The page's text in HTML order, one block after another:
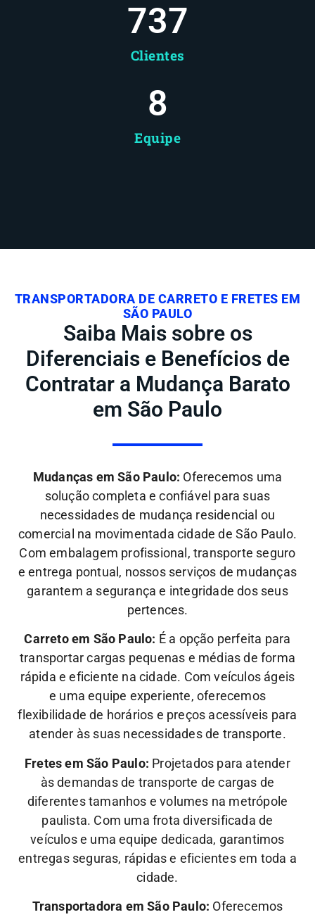
Clientes
737
Equipe
8
TRANSPORTADORA DE CARRETO E FRETES EM
SÃO PAULO
Saiba Mais sobre os
Diferenciais e Benefícios de
Contratar a Mudança Barato
em São Paulo
Mudanças em São Paulo: Oferecemos uma
solução completa e confiável para suas
necessidades de mudança residencial ou
comercial na movimentada cidade de São Paulo.
Com embalagem profissional, transporte seguro
e entrega pontual, nossos serviços de mudanças
garantem a segurança e integridade dos seus
pertences.
Carreto em São Paulo: É a opção perfeita para
transportar cargas pequenas e médias de forma
rápida e eficiente na cidade. Com veículos ágeis
e uma equipe experiente, oferecemos
flexibilidade de horários e preços acessíveis para
atender às suas necessidades de transporte.
Fretes em São Paulo: Projetados para atender
às demandas de transporte de cargas de
diferentes tamanhos e volumes na metrópole
paulista. Com uma frota diversificada de
veículos e uma equipe dedicada, garantimos
entregas seguras, rápidas e eficientes em toda a
cidade.
Transportadora em São Paulo: Oferecemos